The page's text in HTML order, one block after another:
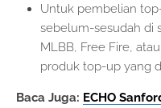
Untuk pembelian
sebelum-sesudah di
MLBB, Free Fire,
produk top-up yang
Baca Juga: ECHO